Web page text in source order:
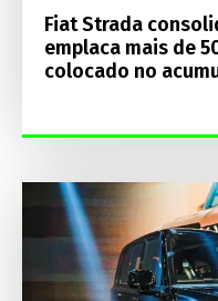
Fiat Strada
emplaca mais de
colocado no